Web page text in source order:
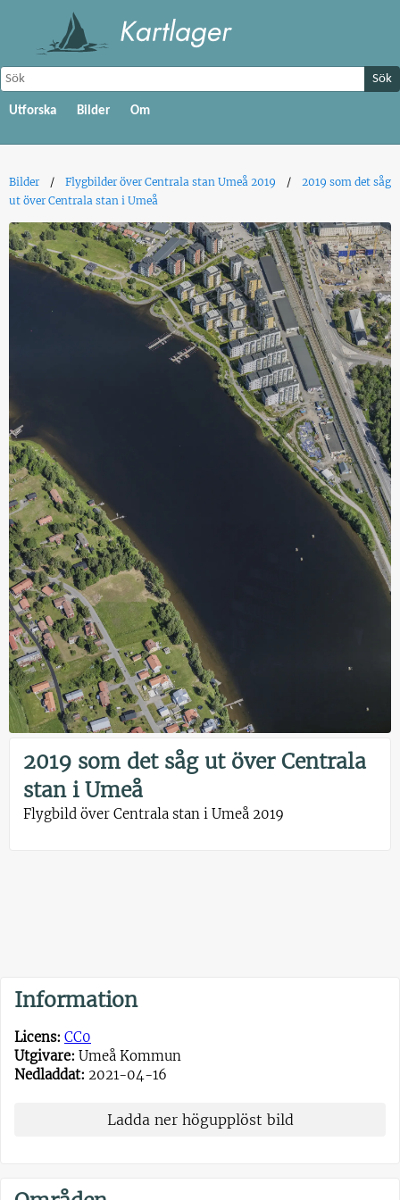
Sök
Utforska Bilder Om
Bilder Flygbilder över Centrala stan Umeå 2019
2019 som det såg
ut över Centrala stan i Umeå
2019 som det såg ut över Centrala
stan i Umeå
Flygbild över Centrala stan i Umeå 2019
Information
Licens: CC0
Utgivare: Umeå Kommun
Nedladdat: 2021-04-16
Ladda ner högupplöst bild